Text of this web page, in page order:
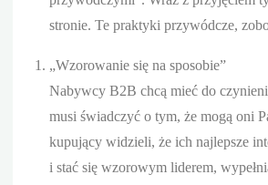
stronie. Te praktyki przywódcze,
„Wzorowanie się na sposobie”
Nabywcy B2B chcą mieć do
musi świadczyć o tym, że mogą oni
kupujący widzieli, że ich najlepsze
i stać się wzorowym liderem,